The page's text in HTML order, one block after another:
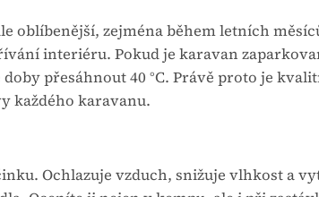
oblíbenější, zejména během letních
interiéru. Pokud je karavan
přesáhnout 40 °C. Právě proto je
každého karavanu.
Ochlazuje vzduch, snižuje vlhkost a